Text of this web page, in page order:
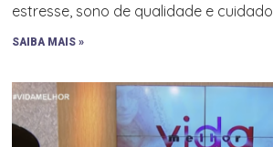
estresse, sono de qualidade e
SAIBA MAIS »